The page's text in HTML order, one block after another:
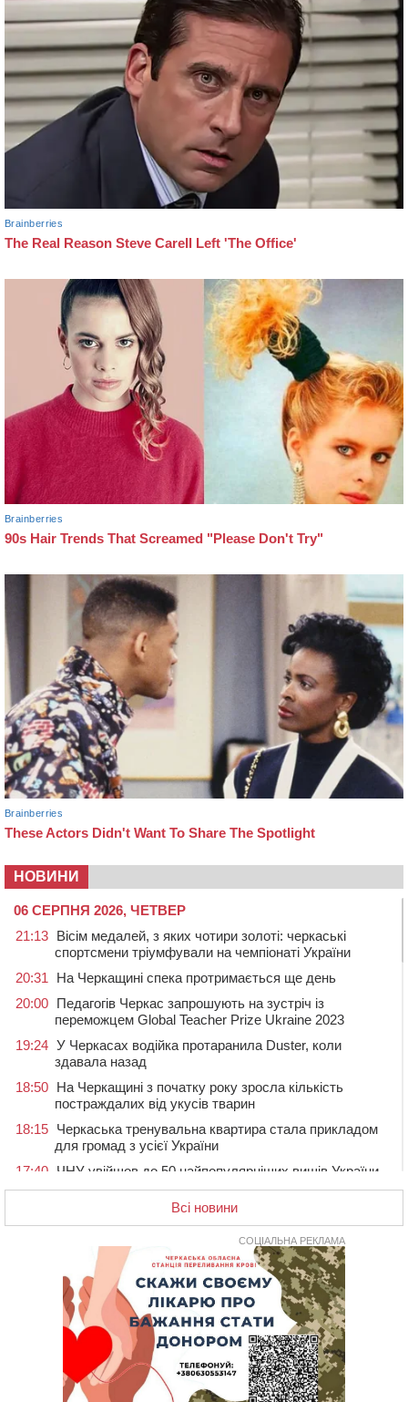
НОВИНИ
06 СЕРПНЯ 2026, ЧЕТВЕР
21:13 Вісім медалей, з яких чотири золоті: черкаські
спортсмени тріумфували на чемпіонаті України
20:31
На Черкащині спека протримається ще день
20:00 Педагогів Черкас запрошують на зустріч із
переможцем Global Teacher Prize Ukraine 2023
19:24 У Черкасах водійка протаранила Duster, коли
здавала назад
18:50 На Черкащині з початку року зросла кількість
постраждалих від укусів тварин
18:15 Черкаська тренувальна квартира стала прикладом
для громад з усієї України
17:40 ЧНУ увійшов до 50 найпопулярніших вишів України
серед вступників
На Хімселищі у Черкасах облаштували новий
контейнерний майданчик
Без розтину грудної клітки: у Черкасах 75-річній
пацієнтці замінили аортальний клапан
У Черкаському онкоцентрі встановили сонячну
електростанцію за понад пів мільйона гривень
У Київській області прощаються з полеглим на
фронті жителем Монастирищини
У Черкасах містяни через нову скляну зупинку і
Всі новини
СОЦІАЛЬНА РЕКЛАМА